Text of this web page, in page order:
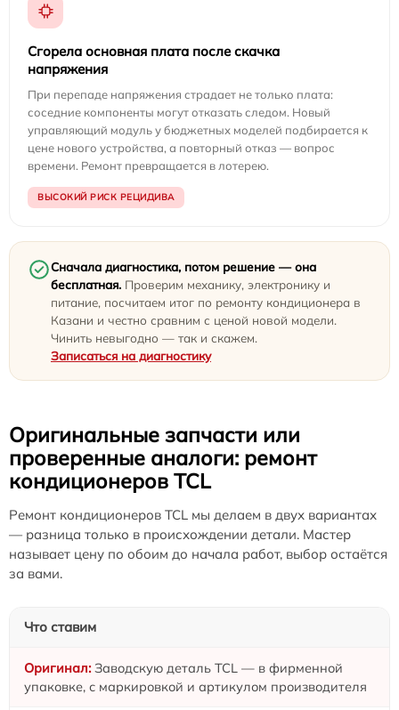
Сгорела основная плата после скачка
напряжения
При перепаде напряжения страдает не только плата:
соседние компоненты могут отказать следом. Новый
управляющий модуль у бюджетных моделей подбирается к
цене нового устройства, а повторный отказ — вопрос
времени. Ремонт превращается в лотерею.
ВЫСОКИЙ РИСК РЕЦИДИВА
Сначала диагностика, потом решение — она
бесплатная. Проверим механику, электронику и
питание, посчитаем итог по ремонту кондиционера в
Казани и честно сравним с ценой новой модели.
Чинить невыгодно — так и скажем.
Записаться на диагностику
Оригинальные запчасти или
проверенные аналоги: ремонт
кондиционеров TCL
Ремонт кондиционеров TCL мы делаем в двух вариантах
— разница только в происхождении детали. Мастер
называет цену по обоим до начала работ, выбор остаётся
за вами.
Что ставим
Заводскую деталь TCL — в фирменной
упаковке, с маркировкой и артикулом производителя